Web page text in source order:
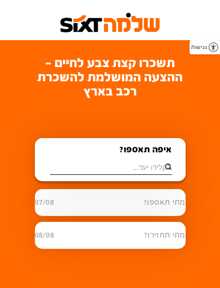
נגישות
תשכרו קצת צבע לחיים -
ההצעה המושלמת להשכרת
רכב בארץ
איפה תאספו?
מתי תאספו? 07/08
מתי תחזירו? 08/08